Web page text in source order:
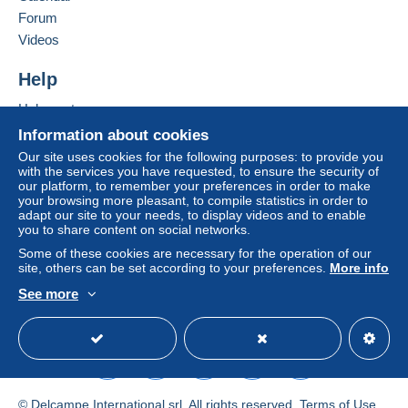
If the seller's sales conditions include additional
considered null and void. The payment conditions
Purchases must be paid for within
receipt of the final statement from the seller.
Versandkosten siehe Beschreibungstext
Information about cookies
Our site uses cookies for the following purposes: to provide you
with the services you have requested, to ensure the security of
our platform, to remember your preferences in order to make
your browsing more pleasant, to compile statistics in order to
adapt our site to your needs, to display videos and to enable
you to share content on social networks.
Some of these cookies are necessary for the operation of our
site, others can be set according to your preferences. More info
See more
Forum
Videos
Help
Help center
Buying on Delcampe
Selling on Delcampe
A secure website
© Delcampe International srl. All rights reserved. Terms of Use